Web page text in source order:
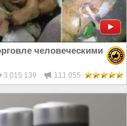
человеческими
3 015 139 111 055